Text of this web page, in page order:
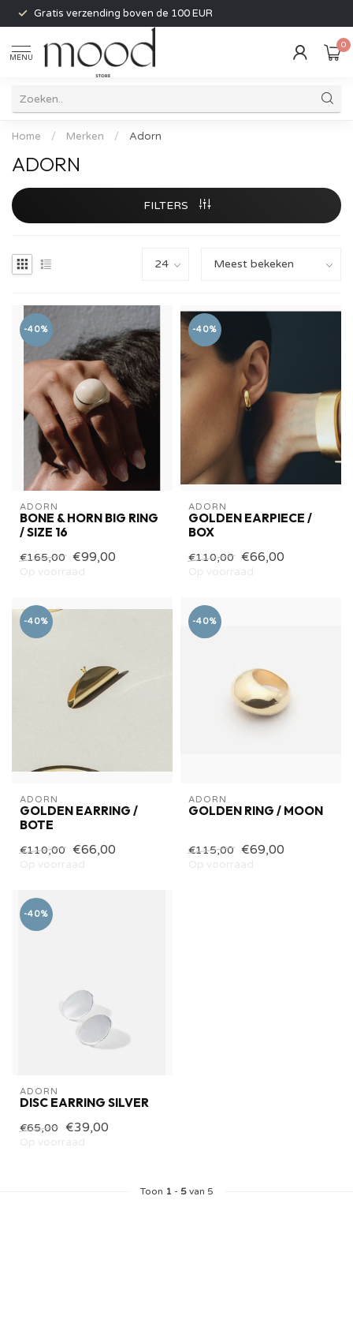
Gratis verzending boven de 100 EUR
MENU
0
Home / Merken / Adorn
ADORN
FILTERS
-40%
ADORN
BONE & HORN BIG RING
/ SIZE 16
€165,00 €99,00
Op voorraad
-40%
ADORN
GOLDEN EARPIECE /
BOX
€110,00 €66,00
Op voorraad
-40%
ADORN
GOLDEN EARRING /
BOTE
€110,00 €66,00
Op voorraad
-40%
ADORN
GOLDEN RING / MOON
€115,00 €69,00
Op voorraad
-40%
ADORN
DISC EARRING SILVER
€65,00 €39,00
Op voorraad
Toon 1 - 5van 5